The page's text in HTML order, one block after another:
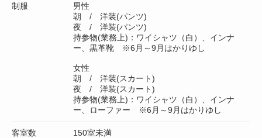
制服
男性
朝 / 洋装(パンツ)
夜 / 洋装(パンツ)
持参物(業務上)：ワイシャツ（白）、インナ
ー、黒革靴 ※6月～9月はかりゆし
女性
朝 / 洋装(スカート)
夜 / 洋装(スカート)
持参物(業務上)：ワイシャツ（白）、インナ
ー、ローファー ※6月～9月はかりゆし
客室数 150室未満